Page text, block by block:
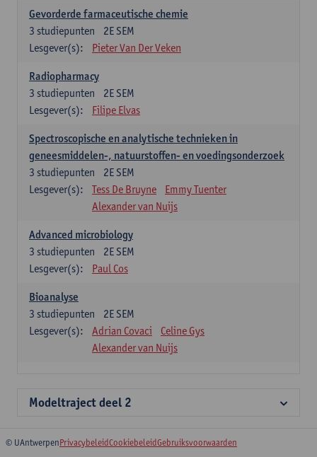
Gevorderde farmaceutische chemie
2E SEM
3 studiepunten
Lesgever(s):
Pieter Van Der Veken
Radiopharmacy
2E SEM
3 studiepunten
Lesgever(s):
Filipe Elvas
Spectroscopische en analytische technieken in
geneesmiddelen-, natuurstoffen- en voedingsonderzoek
2E SEM
3 studiepunten
Lesgever(s):
Tess De Bruyne
Emmy Tuenter
Alexander van Nuijs
Advanced microbiology
2E SEM
3 studiepunten
Lesgever(s):
Paul Cos
Bioanalyse
2E SEM
3 studiepunten
Lesgever(s):
Adrian Covaci
Celine Gys
Alexander van Nuijs
Modeltraject deel 2
© UAntwerpenPrivacybeleidCookiebeleidGebruiksvoorwaarden